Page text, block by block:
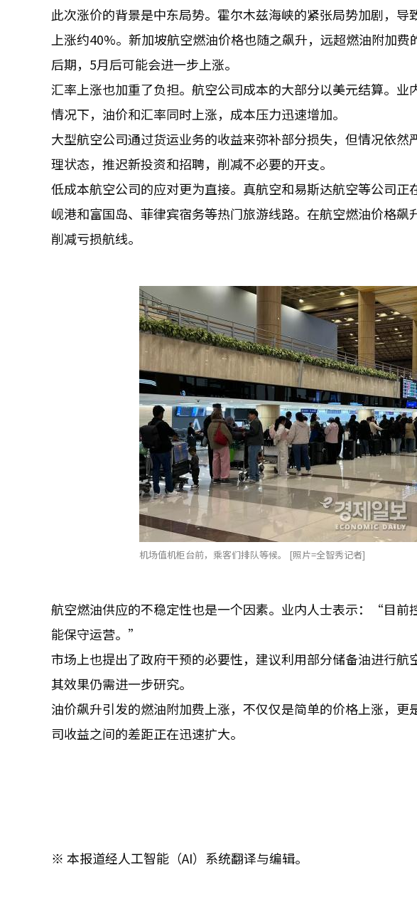
此次涨价的背景是中东局势。霍尔木兹海峡的紧张局势加剧，
上涨约40%。新加坡航空燃油价格也随之飙升，远超燃油附加
后期，5月后可能会进一步上涨。
汇率上涨也加重了负担。航空公司成本的大部分以美元结算。
情况下，油价和汇率同时上涨，成本压力迅速增加。
大型航空公司通过货运业务的收益来弥补部分损失，但情况依
理状态，推迟新投资和招聘，削减不必要的开支。
低成本航空公司的应对更为直接。真航空和易斯达航空等公司
岘港和富国岛、菲律宾宿务等热门旅游线路。在航空燃油价格
削减亏损航线。
机场值机柜台前，乘客们排队等候。 [照片=全智秀记者]
航空燃油供应的不稳定性也是一个因素。业内人士表示：“目前
能保守运营。”
市场上也提出了政府干预的必要性，建议利用部分储备油进行
其效果仍需进一步研究。
油价飙升引发的燃油附加费上涨，不仅仅是简单的价格上涨，
司收益之间的差距正在迅速扩大。
※ 本报道经人工智能（AI）系统翻译与编辑。